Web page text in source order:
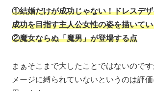
①結婚だけが成功じゃない！ドレスデ
成功を目指す主人公女性の姿を描いて
②魔女ならぬ「魔男」が登場する点
まぁそこまで大したことではないので
メージに縛られていないというのは評